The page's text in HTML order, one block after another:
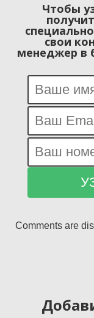
Чтобы
свои
менеджер в
Comments are